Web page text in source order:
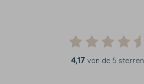
4,17 van de 5 sterren